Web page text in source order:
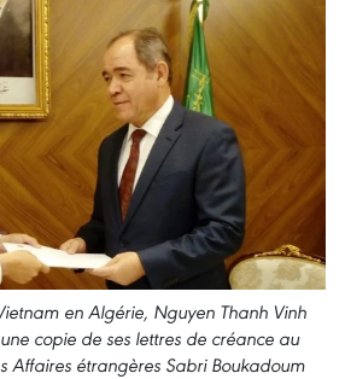
en Algérie, Nguyen Thanh Vinh
copie de ses lettres de créance au
Affaires étrangères Sabri Boukadoum